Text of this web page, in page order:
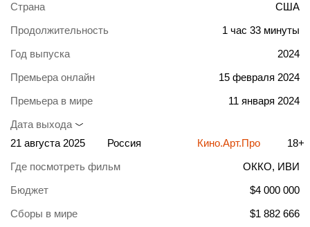
Страна
США
Продолжительность
1 час 33 минуты
Год выпуска
2024
Премьера онлайн
15 февраля 2024
Премьера в мире
11 января 2024
Дата выхода
21 августа 2025
Россия Кино.Арт.Про
18+
Где посмотреть фильм
ОККО, ИВИ
Бюджет
$4 000 000
Сборы в мире
$1 882 666